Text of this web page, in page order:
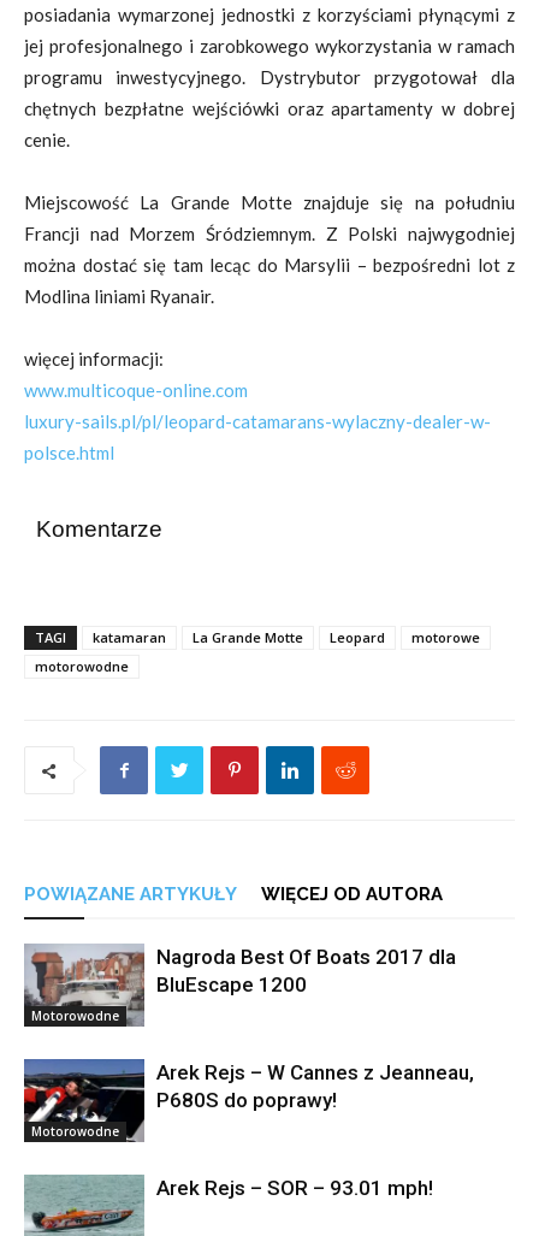
posiadania wymarzonej jednostki z korzyściami płynącymi z
jej profesjonalnego i zarobkowego wykorzystania w ramach
programu inwestycyjnego. Dystrybutor przygotował dla
chętnych bezpłatne wejściówki oraz apartamenty w dobrej
cenie.
Miejscowość La Grande Motte znajduje się na południu
Francji nad Morzem Śródziemnym. Z Polski najwygodniej
można dostać się tam lecąc do Marsylii – bezpośredni lot z
Modlina liniami Ryanair.
więcej informacji:
www.multicoque-online.com
luxury-sails.pl/pl/leopard-catamarans-wylaczny-dealer-w-
polsce.html
Komentarze
TAGI katamaran La Grande Motte Leopard
motorowe
motorowodne
POWIĄZANE ARTYKUŁY WIĘCEJ OD AUTORA
Motorowodne
Nagroda Best Of Boats 2017 dla
BluEscape 1200
Motorowodne
Arek Rejs – W Cannes z Jeanneau,
P680S do poprawy!
Arek Rejs – SOR – 93.01 mph!